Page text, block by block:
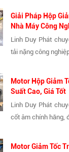
Giải Pháp Hộp
Nhà Máy Công
Linh Duy Phát
tải nặng công
Motor Hộp Giảm
Suất Cao, Giá Tốt
Linh Duy Phát
cốt âm chính hãng,
Motor Giảm Tốc